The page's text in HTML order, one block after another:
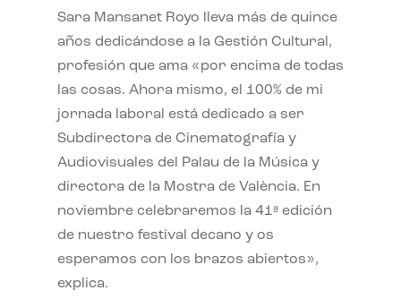
Sara Mansanet Royo lleva más de quince
años dedicándose a la Gestión Cultural,
profesión que ama «por encima de todas
las cosas. Ahora mismo, el 100% de mi
jornada laboral está dedicado a ser
Subdirectora de Cinematografía y
Audiovisuales del Palau de la Música y
directora de la Mostra de València. En
noviembre celebraremos la 41ª edición
de nuestro festival decano y os
esperamos con los brazos abiertos»,
explica.